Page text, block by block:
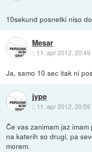
10sekund posnetki niso
Mesar
:: 11. apr 2012, 20:49
Ja, samo 10 sec itak ni
jype
:: 11. apr 2012, 20:59
Če vas zanimam jaz
na katerih so drugi, pa
morem.